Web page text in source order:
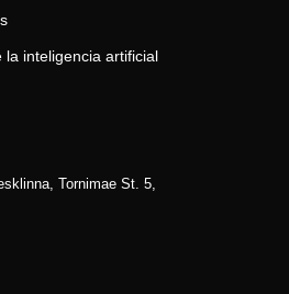
la inteligencia artificial
Tornimаe St. 5,